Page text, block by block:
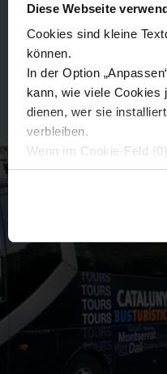
Diese Webseite
Cookies sind kleine
können.
In der Option
kann, wie viele Cookies
dienen, wer sie
verbleiben.
Wenn im Cookie-Feld
Wenn Sie die Option
Mit dem Auswahlfeld
Nach Markieren der
die Cookie-Typen
zulassen, da sie
verbessern.
Die erforderlichen
Sie die Website nicht
Sie können Ihre